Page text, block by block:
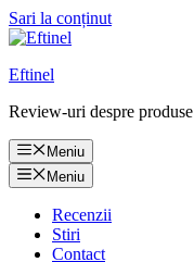
Sari la conținut
Eftinel
Review-uri despre produse
Meniu
Meniu
Recenzii
Stiri
Contact